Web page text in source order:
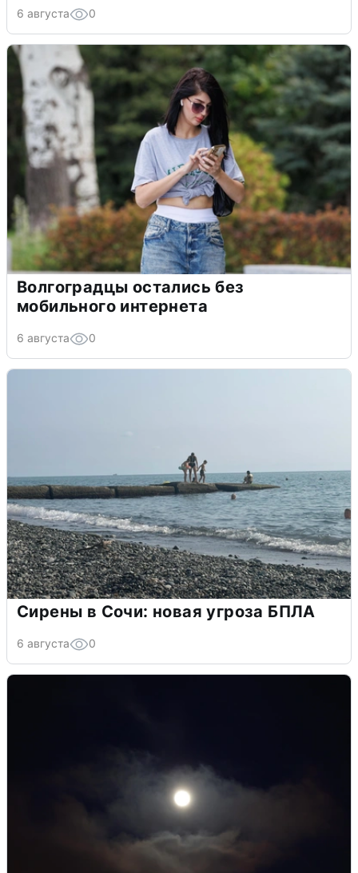
6 августа 0
Волгоградцы остались без
мобильного интернета
6 августа 0
Сирены в Сочи: новая угроза БПЛА
6 августа 0